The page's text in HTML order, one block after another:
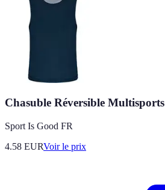
Chasuble Réversible Multisports
Sport Is Good FR
4.58 EURVoir le prix